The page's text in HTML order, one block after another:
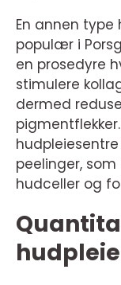
En annen
populær i
en prosedyre
stimulere
dermed
peelinger,
hudceller og